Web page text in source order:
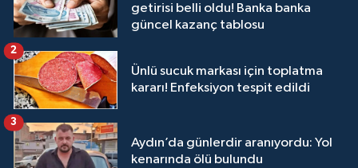
getirisi belli oldu! Banka banka
güncel kazanç tablosu
Ünlü sucuk markası için toplatma
kararı! Enfeksiyon tespit edildi
2
Aydın’da günlerdir aranıyordu: Yol
kenarında ölü bulundu
3